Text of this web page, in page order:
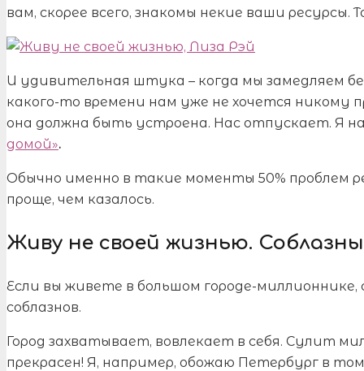
вам, скорее всего, знакомы некие ваши ресурсы.
И удивительная штука – когда мы замедляем
какого-то времени нам уже не хочется никому
она должна быть устроена. Нас отпускает. Я
домой».
Обычно именно в такие моменты 50% проблем
проще, чем казалось.
Живу не своей жизнью.
Если вы живете в большом городе-
соблазнов.
Город захватывает, вовлекает в себя. Сулит
прекрасен! Я, например, обожаю Петербург в